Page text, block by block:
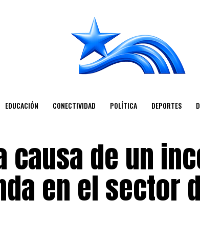
EDUCACIÓN CONECTIVIDAD POLÍTICA DEPORTES
causa de un
en el sector